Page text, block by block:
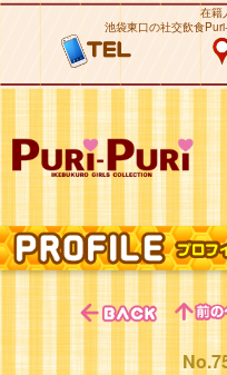
在籍
池袋東口の社交飲食